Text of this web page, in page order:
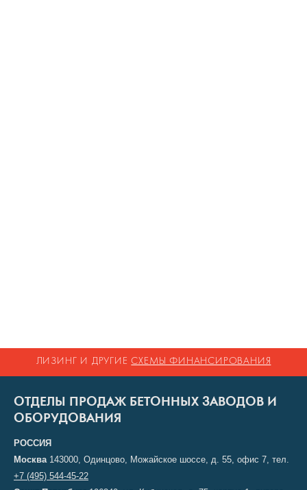
ЛИЗИНГ И ДРУГИЕ СХЕМЫ ФИНАНСИРОВАНИЯ
ОТДЕЛЫ ПРОДАЖ БЕТОННЫХ ЗАВОДОВ И
ОБОРУДОВАНИЯ
РОССИЯ
Москва143000, Одинцово, Можайское шоссе, д. 55, офис 7, тел.
+7 (495) 544-45-22